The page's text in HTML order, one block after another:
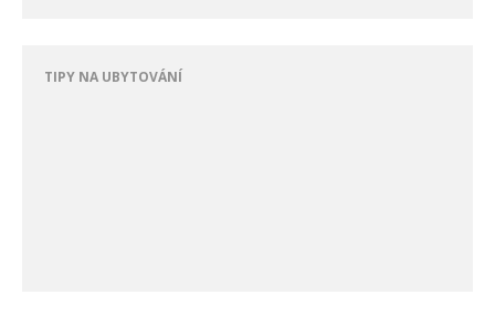
TIPY NA UBYTOVÁNÍ